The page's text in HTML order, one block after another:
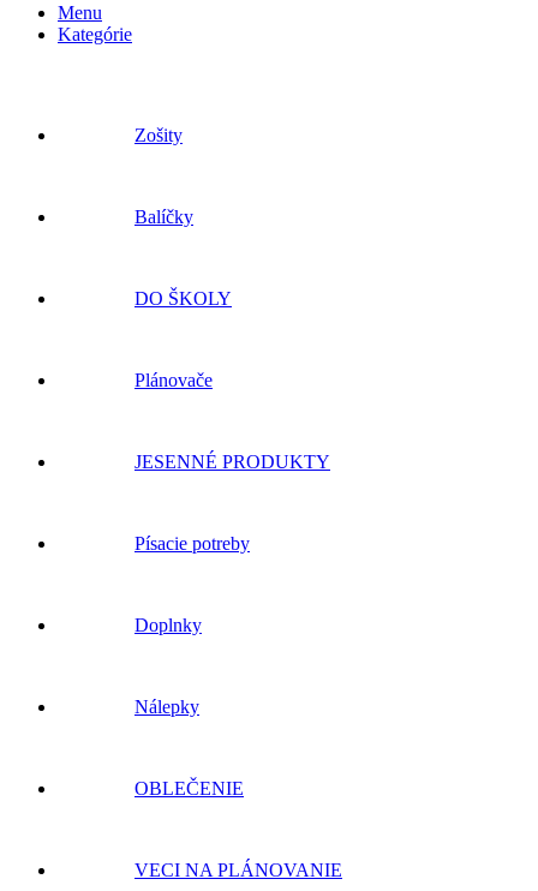
Menu
Kategórie
Zošity
Balíčky
DO ŠKOLY
Plánovače
JESENNÉ PRODUKTY
Písacie potreby
Doplnky
Nálepky
OBLEČENIE
VECI NA PLÁNOVANIE